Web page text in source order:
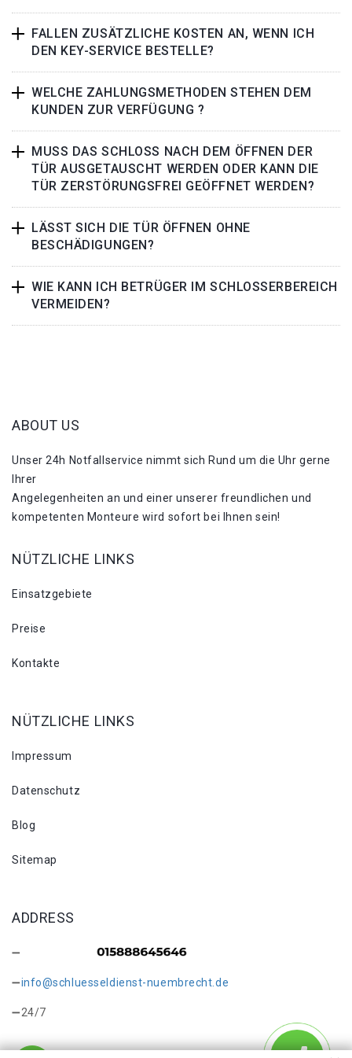
FALLEN ZUSÄTZLICHE KOSTEN AN, WENN ICH
DEN KEY-SERVICE BESTELLE?
WELCHE ZAHLUNGSMETHODEN STEHEN DEM
KUNDEN ZUR VERFÜGUNG ?
MUSS DAS SCHLOSS NACH DEM ÖFFNEN DER
TÜR AUSGETAUSCHT WERDEN ODER KANN DIE
TÜR ZERSTÖRUNGSFREI GEÖFFNET WERDEN?
LÄSST SICH DIE TÜR ÖFFNEN OHNE
BESCHÄDIGUNGEN?
WIE KANN ICH BETRÜGER IM SCHLOSSERBEREICH
VERMEIDEN?
ABOUT US
Unser 24h Notfallservice nimmt sich Rund um die Uhr gerne
Ihrer
Angelegenheiten an und einer unserer freundlichen und
kompetenten Monteure wird sofort bei Ihnen sein!
NÜTZLICHE LINKS
Einsatzgebiete
Preise
Kontakte
NÜTZLICHE LINKS
Impressum
Datenschutz
Blog
Sitemap
ADDRESS
info@schluesseldienst-nuembrecht.de
24/7